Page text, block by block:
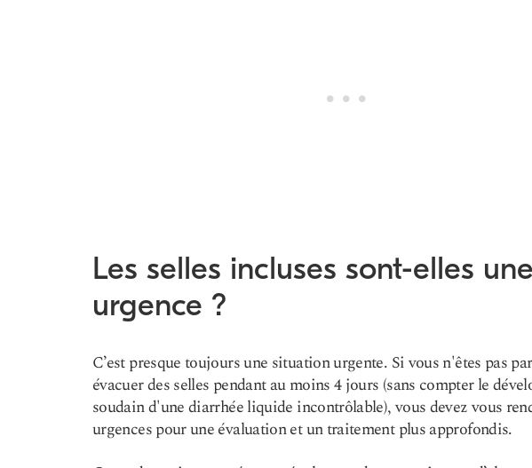
Les selles incluses sont-elles une
urgence ?
C’est presque toujours une situation urgente. Si vous n'êtes pas
évacuer des selles pendant au moins 4 jours (sans compter le
soudain d'une diarrhée liquide incontrôlable), vous devez vous
urgences pour une évaluation et un traitement plus approfondis.